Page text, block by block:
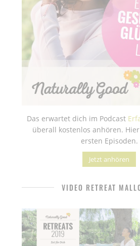
Das erwartet dich im Podcast
überall kostenlos anhören. Hier
ersten Episoden.
Jetzt anhören
VIDEO RETREAT